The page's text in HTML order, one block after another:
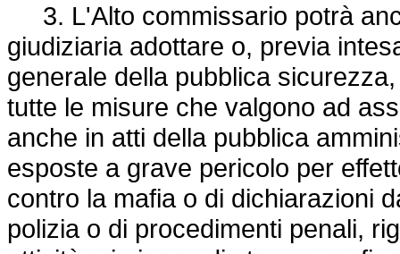
3. L'Alto commissario potrà
giudiziaria adottare o, previa
generale della pubblica
tutte le misure che valgono ad
anche in atti della pubblica
esposte a grave pericolo per
contro la mafia o di dichiarazioni
polizia o di procedimenti penali,